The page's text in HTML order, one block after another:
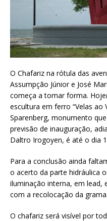
O Chafariz na rótula das
Assumpção Júnior e José
começa a tomar forma.
escultura em ferro “Velas ao
Sparenberg, monumento
previsão de inauguração,
Daltro Irogoyen, é até o dia
Para a conclusão ainda
o acerto da parte hidráulica
iluminação interna, em
com a recolocação da grama.
O chafariz será visível por